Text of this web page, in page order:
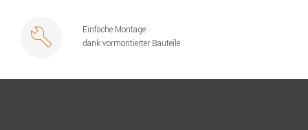
Einfache Montage
dank vormontierter Bauteile